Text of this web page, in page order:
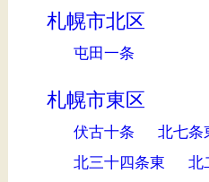
札幌市北区
屯田一条
札幌市東区
伏古十条 北七条
北三十四条東
北